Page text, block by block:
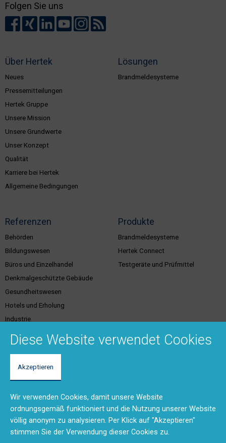
Über Hertek
Neues
Pressemitteilungen
Hertek Gruppe
Unsere Mission
Unsere Grundwerte
Unser Konzept
Qualität
Karriere bei Hertek
Allgemeine Bedingungen
Lösungen
Brandmeldesysteme
Referenzen
Behörden
Bildungswesen
Büros und Einzelhandel
Denkmalgeschützte Gebäude
Gesundheitswesen
Hotels und Erholung
Industrie
Produkte
Brandmeldesysteme
Hertek Connect
Testgeräte und Prüfmittel
Kundenservice &
Dienstleistungen
Brandschutzschulungen
Planungstool
BMA-Konzept
Unser Team
Rücksendungen und Reparaturen
(RMA)
Feedback
Folgen Sie uns
Diese Website verwendet Cookies
Akzeptieren
Wir verwenden Cookies, damit unsere Website
ordnungsgemäß funktioniert und die Nutzung unserer Website
völlig anonym zu analysieren. Per Klick auf "Akzeptieren"
stimmen Sie der Verwendung dieser Cookies zu.